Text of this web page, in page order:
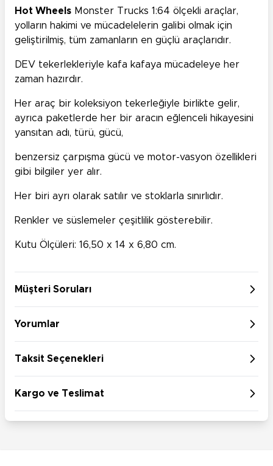
Hot Wheels Monster Trucks 1:64 ölçekli araçlar,
yolların hakimi ve mücadelelerin galibi olmak için
geliştirilmiş, tüm zamanların en güçlü araçlarıdır.
DEV tekerlekleriyle kafa kafaya mücadeleye her
zaman hazırdır.
Her araç bir koleksiyon tekerleğiyle birlikte gelir,
ayrıca paketlerde her bir aracın eğlenceli hikayesini
yansıtan adı, türü, gücü,
benzersiz çarpışma gücü ve motor-vasyon özellikleri
gibi bilgiler yer alır.
Her biri ayrı olarak satılır ve stoklarla sınırlıdır.
Renkler ve süslemeler çeşitlilik gösterebilir.
Kutu Ölçüleri: 16,50 x 14 x 6,80 cm.
Müşteri Soruları
Yorumlar
Taksit Seçenekleri
Kargo ve Teslimat